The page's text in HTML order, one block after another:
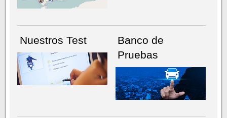
Nuestros Test
Banco de
Pruebas